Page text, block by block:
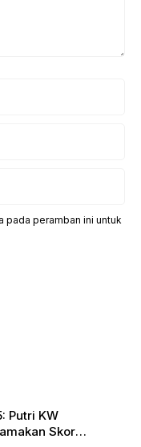
pada peramban ini untuk
Putri KW
Skor